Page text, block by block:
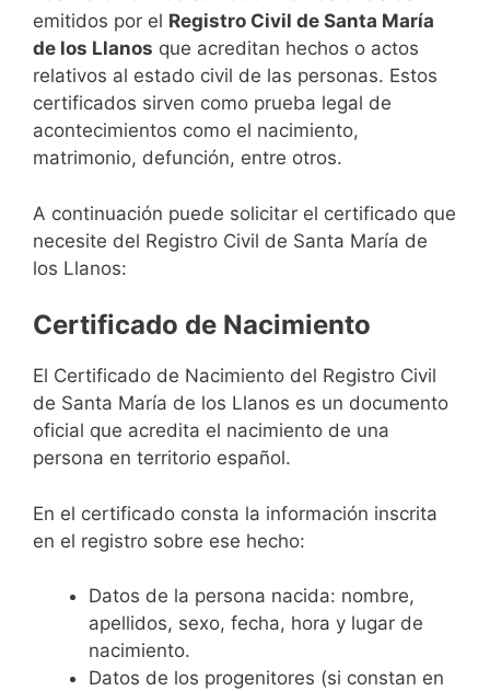
emitidos por el Registro Civil de Santa María
de los Llanos que acreditan hechos o actos
relativos al estado civil de las personas. Estos
certificados sirven como prueba legal de
acontecimientos como el nacimiento,
matrimonio, defunción, entre otros.
A continuación puede solicitar el certificado que
necesite del Registro Civil de Santa María de
los Llanos:
Certificado de Nacimiento
El Certificado de Nacimiento del Registro Civil
de Santa María de los Llanos es un documento
oficial que acredita el nacimiento de una
persona en territorio español.
En el certificado consta la información inscrita
en el registro sobre ese hecho:
Datos de la persona nacida: nombre,
apellidos, sexo, fecha, hora y lugar de
nacimiento.
Datos de los progenitores (si constan en